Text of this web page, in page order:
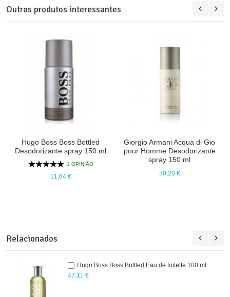
Relacionados
Hugo Boss Boss Bottled Eau de toilette 100 ml
47,11 €
Outros produtos interessantes
Hugo Boss Boss Bottled
Desodorizante spray 150 ml
1 OPINIÃO
11,64 €
Giorgio Armani Acqua di Gio
pour Homme Desodorizante
spray 150 ml
30,20 €